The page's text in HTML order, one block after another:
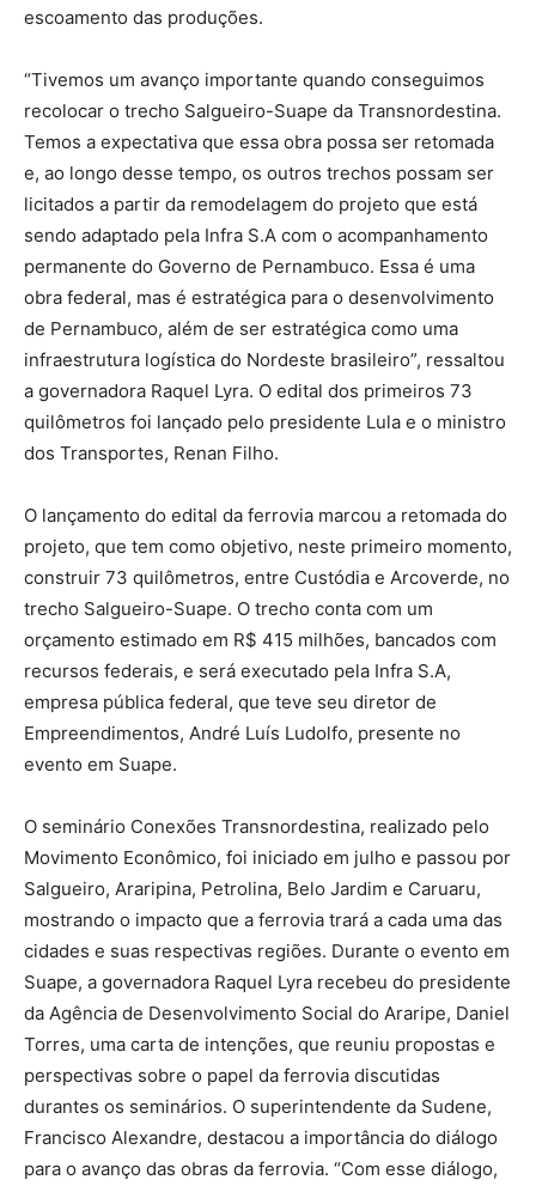
escoamento das produções.
“Tivemos um avanço importante quando conseguimos
recolocar o trecho Salgueiro-Suape da Transnordestina.
Temos a expectativa que essa obra possa ser retomada
e, ao longo desse tempo, os outros trechos possam ser
licitados a partir da remodelagem do projeto que está
sendo adaptado pela Infra S.A com o acompanhamento
permanente do Governo de Pernambuco. Essa é uma
obra federal, mas é estratégica para o desenvolvimento
de Pernambuco, além de ser estratégica como uma
infraestrutura logística do Nordeste brasileiro”, ressaltou
a governadora Raquel Lyra. O edital dos primeiros 73
quilômetros foi lançado pelo presidente Lula e o ministro
dos Transportes, Renan Filho.
O lançamento do edital da ferrovia marcou a retomada do
projeto, que tem como objetivo, neste primeiro momento,
construir 73 quilômetros, entre Custódia e Arcoverde, no
trecho Salgueiro-Suape. O trecho conta com um
orçamento estimado em R$ 415 milhões, bancados com
recursos federais, e será executado pela Infra S.A,
empresa pública federal, que teve seu diretor de
Empreendimentos, André Luís Ludolfo, presente no
evento em Suape.
O seminário Conexões Transnordestina, realizado pelo
Movimento Econômico, foi iniciado em julho e passou por
Salgueiro, Araripina, Petrolina, Belo Jardim e Caruaru,
mostrando o impacto que a ferrovia trará a cada uma das
cidades e suas respectivas regiões. Durante o evento em
Suape, a governadora Raquel Lyra recebeu do presidente
da Agência de Desenvolvimento Social do Araripe, Daniel
Torres, uma carta de intenções, que reuniu propostas e
perspectivas sobre o papel da ferrovia discutidas
durantes os seminários. O superintendente da Sudene,
Francisco Alexandre, destacou a importância do diálogo
para o avanço das obras da ferrovia. “Com esse diálogo,